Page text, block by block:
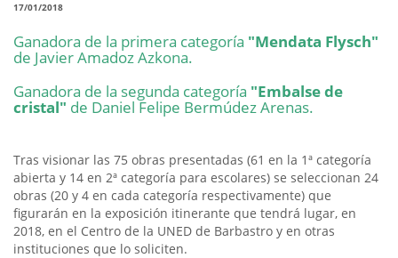
17/01/2018
Ganadora de la primera categoría "Mendata Flysch"
de Javier Amadoz Azkona.
Ganadora de la segunda categoría "Embalse de
cristal" de Daniel Felipe Bermúdez Arenas.
Tras visionar las 75 obras presentadas (61 en la 1ª categoría
abierta y 14 en 2ª categoría para escolares) se seleccionan 24
obras (20 y 4 en cada categoría respectivamente) que
figurarán en la exposición itinerante que tendrá lugar, en
2018, en el Centro de la UNED de Barbastro y en otras
instituciones que lo soliciten.